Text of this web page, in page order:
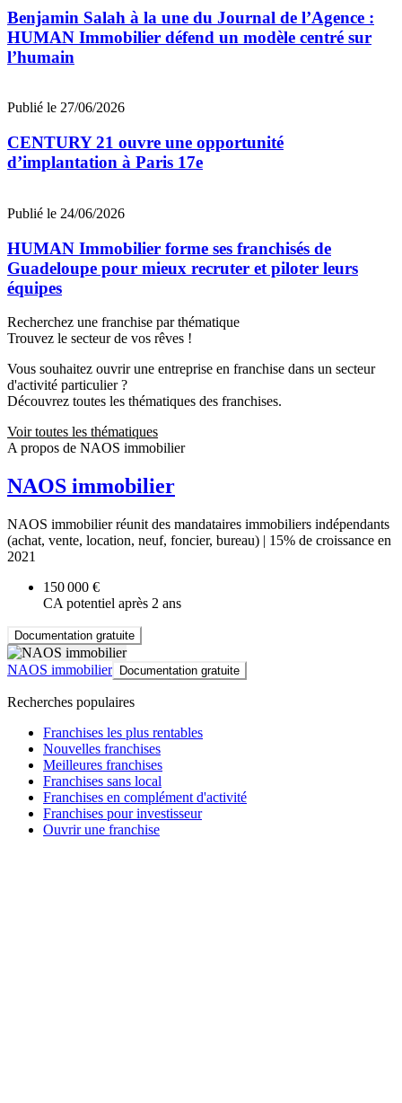
Benjamin Salah à la une du Journal de l’Agence :
HUMAN Immobilier défend un modèle centré sur
l’humain
Publié le 27/06/2026
CENTURY 21 ouvre une opportunité
d’implantation à Paris 17e
Publié le 24/06/2026
HUMAN Immobilier forme ses franchisés de
Guadeloupe pour mieux recruter et piloter leurs
équipes
Recherchez une franchise par thématique
Trouvez le secteur de vos rêves !
Vous souhaitez ouvrir une entreprise en franchise dans un secteur
d'activité particulier ?
Découvrez toutes les thématiques des franchises.
Voir toutes les thématiques
A propos de NAOS immobilier
NAOS immobilier
NAOS immobilier réunit des mandataires immobiliers indépendants
(achat, vente, location, neuf, foncier, bureau) | 15% de croissance en
2021
150 000 €
CA potentiel après 2 ans
Documentation gratuite
NAOS immobilier Documentation gratuite
Recherches populaires
Franchises les plus rentables
Nouvelles franchises
Meilleures franchises
Franchises sans local
Franchises en complément d'activité
Franchises pour investisseur
Ouvrir une franchise